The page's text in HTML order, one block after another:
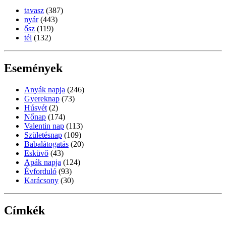
tavasz (387)
nyár (443)
ősz (119)
tél (132)
Események
Anyák napja (246)
Gyereknap (73)
Húsvét (2)
Nőnap (174)
Valentin nap (113)
Születésnap (109)
Babalátogatás (20)
Esküvő (43)
Apák napja (124)
Évforduló (93)
Karácsony (30)
Címkék